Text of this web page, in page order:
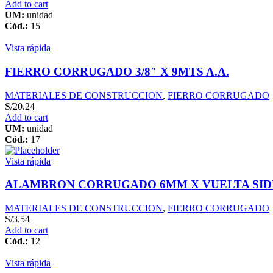
Add to cart
UM: unidad
Cód.: 15
Vista rápida
FIERRO CORRUGADO 3/8″ X 9MTS A.A.
MATERIALES DE CONSTRUCCION, FIERRO CORRUGADO
S/20.24
Add to cart
UM: unidad
Cód.: 17
Vista rápida
ALAMBRON CORRUGADO 6MM X VUELTA
MATERIALES DE CONSTRUCCION, FIERRO CORRUGADO
S/3.54
Add to cart
Cód.: 12
Vista rápida